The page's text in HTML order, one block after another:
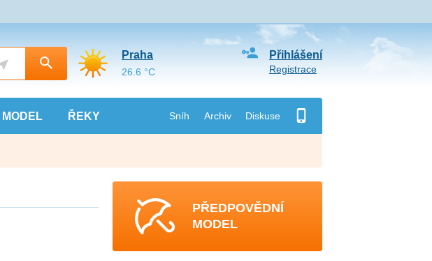
MODEL ŘEKY Sníh Archiv Diskuse
Přihlášení
Registrace
Praha
26.6 °C
PŘEDPOVĚDNÍ
MODEL